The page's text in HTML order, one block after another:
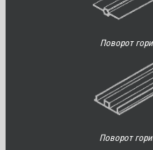
Поворот
Поворот